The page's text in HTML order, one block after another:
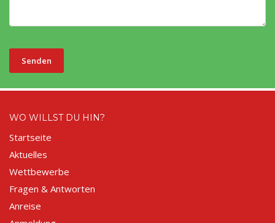
Senden
WO WILLST DU HIN?
Startseite
Aktuelles
Wettbewerbe
Fragen & Antworten
Anreise